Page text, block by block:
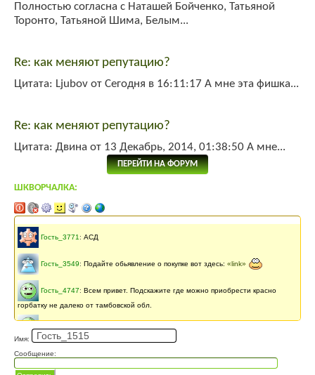
Полностью согласна с Наташей Бойченко, Татьяной
Торонто, Татьяной Шима, Белым...
Re: как меняют репутацию?
Цитата: Ljubov от Сегодня в 16:11:17 А мне эта фишка...
Re: как меняют репутацию?
Цитата: Двина от 13 Декабрь, 2014, 01:38:50 А мне...
ПЕРЕЙТИ НА ФОРУМ
ШКВОРЧАЛКА:
Гость_3771 : АСД
Гость_3549: Подайте обьявление о покупке вот здесь: «link»
Гость_4747: Всем привет. Подскажите где можно приобрести красно
горбатку не далеко от тамбовской обл.
далеко от тамбовской обл.
Гость_1869:прив
Имя:
Сообщение: